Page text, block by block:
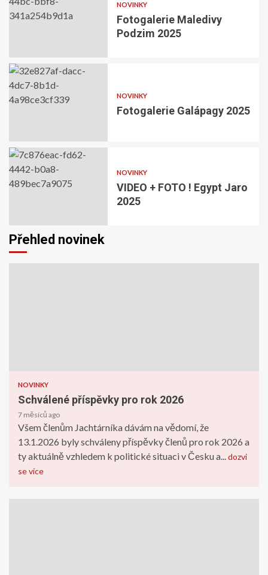
Fotogalerie Galápagy 2025
7 měsíců ago
NOVINKY
VIDEO + FOTO ! Egypt Jaro 2025
1 rokem ago
NOVINKY
Fotogalerie Maledivy
Podzim 2025
NOVINKY
Fotogalerie Galápagy 2025
NOVINKY
VIDEO + FOTO ! Egypt Jaro
2025
Přehled novinek
NOVINKY
Schválené příspěvky pro rok 2026
7 měsíců ago
Všem členům Jachtárníka dávám na vědomí, že
13.1.2026 byly schváleny příspěvky členů pro rok 2026 a
ty aktuálně vzhledem k politické situaci v Česku a...dozvi
se více